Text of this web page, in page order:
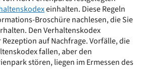
einhalten. Diese Regeln
Broschüre nachlesen, die Sie
Den Verhaltenskodex
auf Nachfrage. Vorfälle, die
fallen, aber den
stören, liegen im Ermessen des